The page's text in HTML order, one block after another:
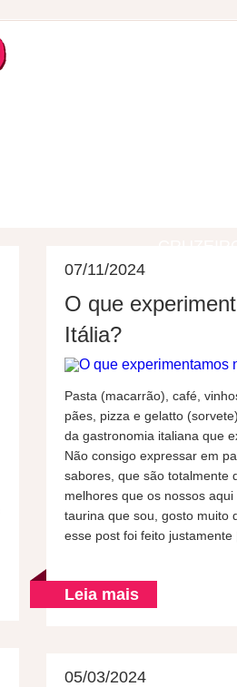
07/11/2024
O que
Itália?
Pasta (macarrão), café,
pães, pizza e gelatto
da gastronomia italiana que
Não consigo expressar em
sabores, que são totalmente
melhores que os nossos
taurina que sou, gosto muito
esse post foi feito
Leia mais
05/03/2024